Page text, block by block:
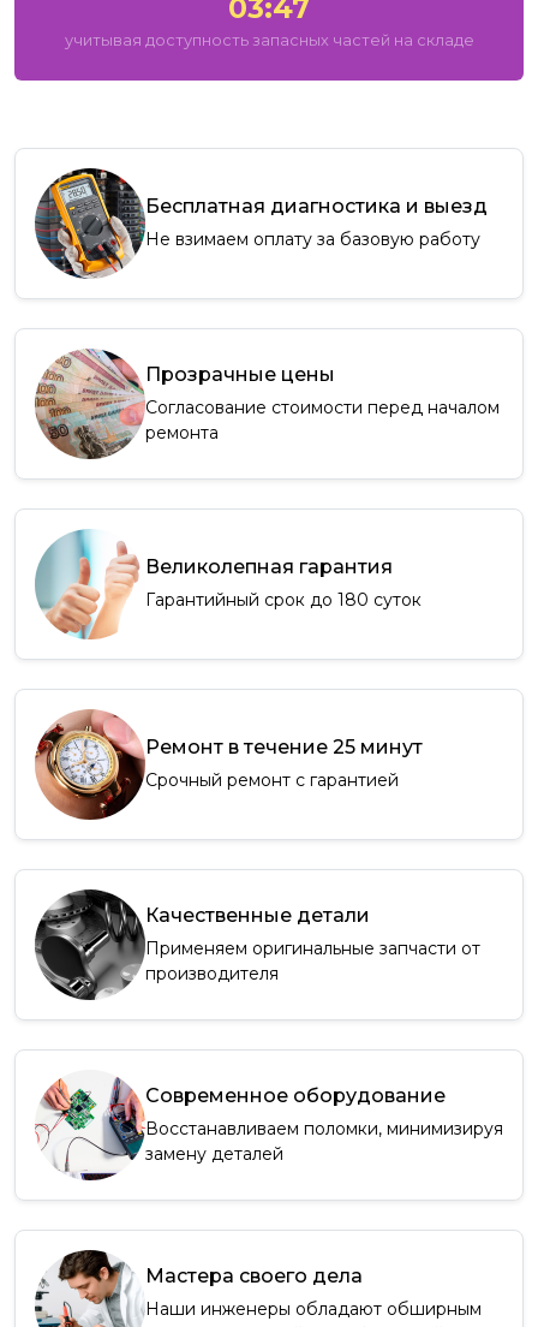
03:47
учитывая доступность запасных частей на складе
Бесплатная диагностика и выезд
Не взимаем оплату за базовую работу
Прозрачные цены
Согласование стоимости перед началом
ремонта
Великолепная гарантия
Гарантийный срок до 180 суток
Ремонт в течение 25 минут
Срочный ремонт с гарантией
Качественные детали
Применяем оригинальные запчасти от
производителя
Современное оборудование
Восстанавливаем поломки, минимизируя
замену деталей
Мастера своего дела
Наши инженеры обладают обширным